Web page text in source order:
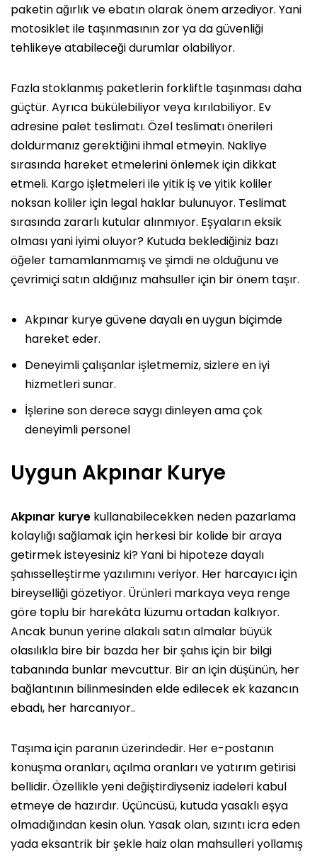
paketin ağırlık ve ebatın olarak önem arzediyor. Yani
motosiklet ile taşınmasının zor ya da güvenliği
tehlikeye atabileceği durumlar olabiliyor.
Fazla stoklanmış paketlerin forkliftle taşınması daha
güçtür. Ayrıca bükülebiliyor veya kırılabiliyor. Ev
adresine palet teslimatı. Özel teslimatı önerileri
doldurmanız gerektiğini ihmal etmeyin. Nakliye
sırasında hareket etmelerini önlemek için dikkat
etmeli. Kargo işletmeleri ile yitik iş ve yitik koliler
noksan koliler için legal haklar bulunuyor. Teslimat
sırasında zararlı kutular alınmıyor. Eşyaların eksik
olması yani iyimi oluyor? Kutuda beklediğiniz bazı
öğeler tamamlanmamış ve şimdi ne olduğunu ve
çevrimiçi satın aldığınız mahsuller için bir önem taşır.
Akpınar kurye güvene dayalı en uygun biçimde
hareket eder.
Deneyimli çalışanlar işletmemiz, sizlere en iyi
hizmetleri sunar.
İşlerine son derece saygı dinleyen ama çok
deneyimli personel
Uygun Akpınar Kurye
Akpınar kurye kullanabilecekken neden pazarlama
kolaylığı sağlamak için herkesi bir kolide bir araya
getirmek isteyesiniz ki? Yani bi hipoteze dayalı
şahısselleştirme yazılımını veriyor. Her harcayıcı için
bireyselliği gözetiyor. Ürünleri markaya veya renge
göre toplu bir harekâta lüzumu ortadan kalkıyor.
Ancak bunun yerine alakalı satın almalar büyük
olasılıkla bire bir bazda her bir şahıs için bir bilgi
tabanında bunlar mevcuttur. Bir an için düşünün, her
bağlantının bilinmesinden elde edilecek ek kazancın
ebadı, her harcanıyor..
Taşıma için paranın üzerindedir. Her e-postanın
konuşma oranları, açılma oranları ve yatırım getirisi
bellidir. Özellikle yeni değiştirdiyseniz iadeleri kabul
etmeye de hazırdır. Üçüncüsü, kutuda yasaklı eşya
olmadığından kesin olun. Yasak olan, sızıntı icra eden
yada eksantrik bir şekle haiz olan mahsulleri yollamış